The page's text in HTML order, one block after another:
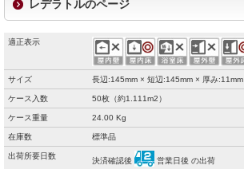
レデラトルのページ
適正表示
サイズ 長辺:145mm × 短辺:145mm × 厚み:11mm
ケース入数 50枚（約1.111m2）
ケース重量 24.00 Kg
在庫数 標準品
出荷所要日数
決済確認後 営業日後 の出荷